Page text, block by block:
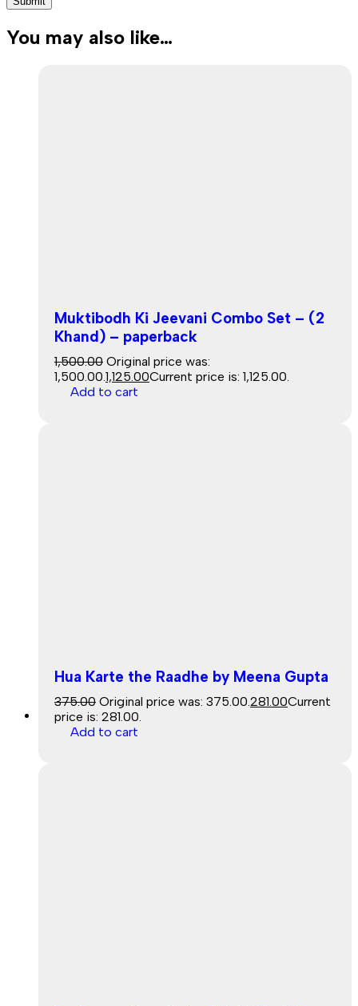
You may also like…
Sale
Muktibodh Ki Jeevani Combo Set – (2
Khand) – paperback
1,500.00 Original price was:
₹1,500.00. 1,125.00Current price is: ₹1,125.00.
Add to cart
Hua Karte the Raadhe by Meena Gupta
375.00 Original price was: ₹375.00. 281.00Current
price is: ₹281.00.
Add to cart